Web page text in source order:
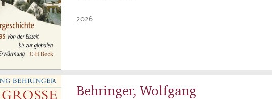
2026
Behringer, Wolfgang